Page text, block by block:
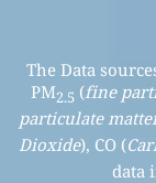
The Data
PM2.5 (fine
particulate
Dioxide), CO (
data